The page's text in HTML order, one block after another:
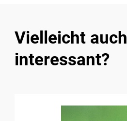
Vielleicht auch
interessant?